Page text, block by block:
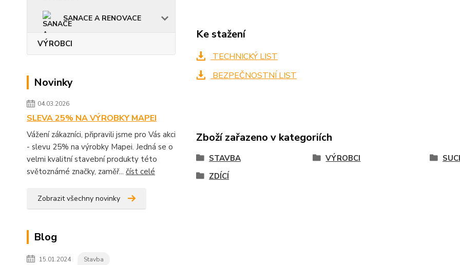
SANACE A RENOVACE
VÝROBCI
Novinky
04.03.2026
SLEVA 25% NA VÝROBKY MAPEI
Vážení zákazníci, připravili jsme pro Vás akci
- slevu 25% na výrobky Mapei. Jedná se o
velmi kvalitní stavební produkty této
světoznámé značky, zaměř... číst celé
Zobrazit všechny novinky
Blog
15.01.2024 Stavba
Ke stažení
TECHNICKÝ LIST
BEZPEČNOSTNÍ LIST
Zboží zařazeno v kategoriích
STAVBA VÝROBCI
ZDÍCÍ